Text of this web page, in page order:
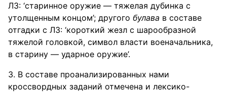
ЛЗ: ‘старинное оружие — тяжелая дубинка с
утолщенным концом’; другого булава в составе
отгадки с ЛЗ: ‘короткий жезл с шарообразной
тяжелой головкой, символ власти военачальника,
в старину — ударное оружие’.
3. В составе проанализированных нами
кроссвордных заданий отмечена и лексико-